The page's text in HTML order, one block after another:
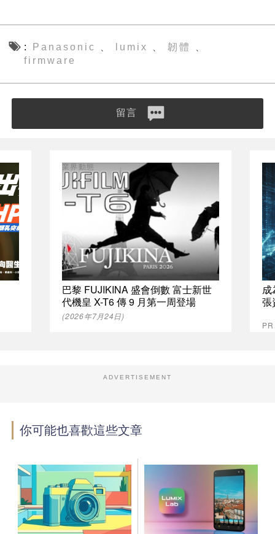
Panasonic lumix 韌體
firmware
留言
巴黎 FUJIKINA 盛會倒數 富士新世
代機皇 X-T6 傳 9 月第一周登場
業界動態
(2026年7月24日)
張
ADVERTISEMENT
你可能也喜歡這些文章